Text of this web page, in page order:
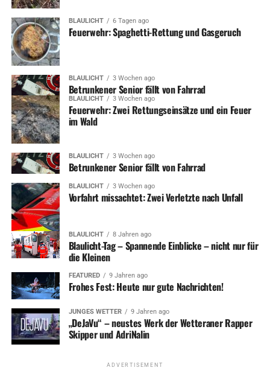
BLAULICHT 6 Tagen ago
Feuerwehr: Spaghetti-Rettung und Gasgeruch
BLAULICHT 3 Wochen ago
Betrunkener Senior fällt von Fahrrad
BLAULICHT 3 Wochen ago
Feuerwehr: Zwei Rettungseinsätze und ein Feuer
im Wald
BLAULICHT 3 Wochen ago
Betrunkener Senior fällt von Fahrrad
BLAULICHT 3 Wochen ago
Vorfahrt missachtet: Zwei Verletzte nach Unfall
BLAULICHT 8 Jahren ago
Blaulicht-Tag – Spannende Einblicke – nicht nur für
die Kleinen
FEATURED 9 Jahren ago
Frohes Fest: Heute nur gute Nachrichten!
JUNGES WETTER 9 Jahren ago
„DeJaVu“ – neustes Werk der Wetteraner Rapper
Skipper und AdriNalin
ADVERTISEMENT